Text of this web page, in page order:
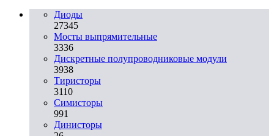
Диоды
27345
Мосты выпрямительные
3336
Дискретные полупроводниковые модули
3938
Тиристоры
3110
Симисторы
991
Динисторы